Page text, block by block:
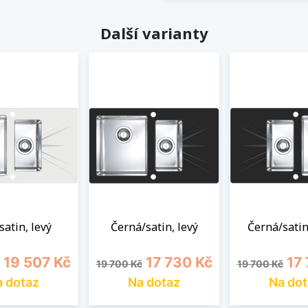
Další varianty
levý
Cena
19 507 Kč
dotaz
Černá/satin, levý
Běžná cena
19 700 Kč Cena
17 730 Kč
Na dotaz
Černá/
Běžná cena
19 700 Kč 17
Na